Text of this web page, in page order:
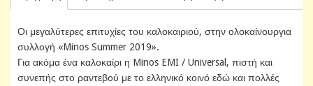
Οι μεγαλύτερες επιτυχίες του καλοκαιριού, στην ολοκαίνουργια
συλλογή «Minos Summer 2019».
Για ακόμα ένα καλοκαίρι η Minos EMI / Universal, πιστή και
συνεπής στο ραντεβού με το ελληνικό κοινό εδώ και πολλές